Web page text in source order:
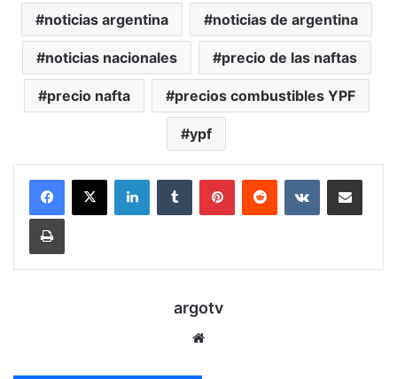
noticias argentina noticias de argentina
noticias nacionales precio de las naftas
precio nafta precios combustibles YPF
ypf
LinkedInTumblr PinterestReddit VKontakteCompartir por mail
Imprimir
argotv